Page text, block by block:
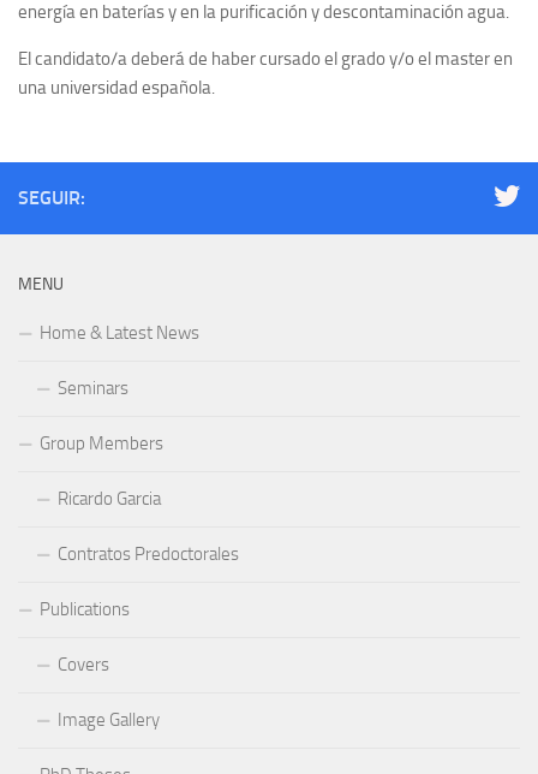
energía en baterías y en la purificación y descontaminación agua.
El candidato/a deberá de haber cursado el grado y/o el master en
una universidad española.
SEGUIR:
MENU
Home & Latest News
Seminars
Group Members
Ricardo Garcia
Contratos Predoctorales
Publications
Covers
Image Gallery